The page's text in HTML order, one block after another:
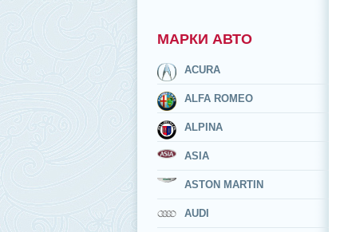
МАРКИ АВТО
ACURA
ALFA ROMEO
ALPINA
ASIA
ASTON MARTIN
AUDI